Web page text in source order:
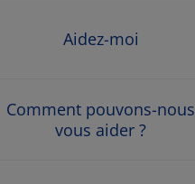
Aidez-moi
Comment pouvons-nous
vous aider ?